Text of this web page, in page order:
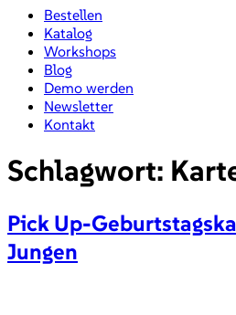
Bestellen
Katalog
Workshops
Blog
Demo werden
Newsletter
Kontakt
Schlagwort:
Pick Up-
Jungen